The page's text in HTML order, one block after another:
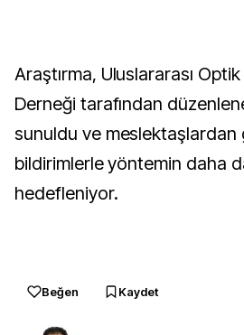
Araştırma, Uluslararası
Derneği tarafından
sunuldu ve meslektaşlardan
bildirimlerle yöntemin daha
hedefleniyor.
Beğen Kaydet